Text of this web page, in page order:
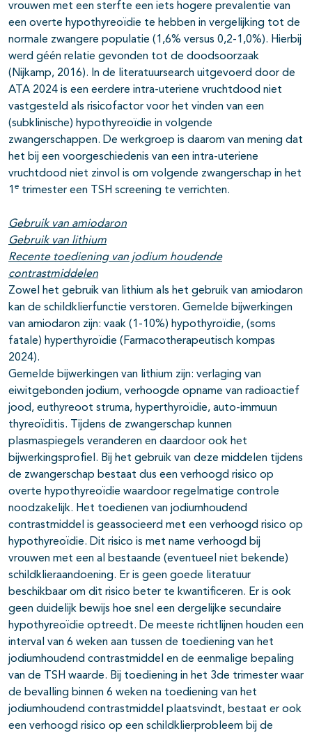
vrouwen met een sterfte een iets hogere prevalentie van
een overte hypothyreoïdie te hebben in vergelijking tot de
normale zwangere populatie (1,6% versus 0,2-1,0%). Hierbij
werd géén relatie gevonden tot de doodsoorzaak
(Nijkamp, 2016). In de literatuursearch uitgevoerd door de
ATA 2024 is een eerdere intra-uteriene vruchtdood niet
vastgesteld als risicofactor voor het vinden van een
(subklinische) hypothyreoïdie in volgende
zwangerschappen. De werkgroep is daarom van mening dat
het bij een voorgeschiedenis van een intra-uteriene
vruchtdood niet zinvol is om volgende zwangerschap in het
1 e trimester een TSH screening te verrichten.
Gebruik van amiodaron
Gebruik van lithium
Recente toediening van jodium houdende
contrastmiddelen
Zowel het gebruik van lithium als het gebruik van amiodaron
kan de schildklierfunctie verstoren. Gemelde bijwerkingen
van amiodaron zijn: vaak (1-10%) hypothyroïdie, (soms
fatale) hyperthyroïdie (Farmacotherapeutisch kompas
2024).
Gemelde bijwerkingen van lithium zijn: verlaging van
eiwitgebonden jodium, verhoogde opname van radioactief
jood, euthyreoot struma, hyperthyroïdie, auto-immuun
thyreoïditis. Tijdens de zwangerschap kunnen
plasmaspiegels veranderen en daardoor ook het
bijwerkingsprofiel. Bij het gebruik van deze middelen tijdens
de zwangerschap bestaat dus een verhoogd risico op
overte hypothyreoïdie waardoor regelmatige controle
noodzakelijk. Het toedienen van jodiumhoudend
contrastmiddel is geassocieerd met een verhoogd risico op
hypothyreoïdie. Dit risico is met name verhoogd bij
vrouwen met een al bestaande (eventueel niet bekende)
schildklieraandoening. Er is geen goede literatuur
beschikbaar om dit risico beter te kwantificeren. Er is ook
geen duidelijk bewijs hoe snel een dergelijke secundaire
hypothyreoïdie optreedt. De meeste richtlijnen houden een
interval van 6 weken aan tussen de toediening van het
jodiumhoudend contrastmiddel en de eenmalige bepaling
van de TSH waarde. Bij toediening in het 3de trimester waar
de bevalling binnen 6 weken na toediening van het
jodiumhoudend contrastmiddel plaatsvindt, bestaat er ook
een verhoogd risico op een schildklierprobleem bij de